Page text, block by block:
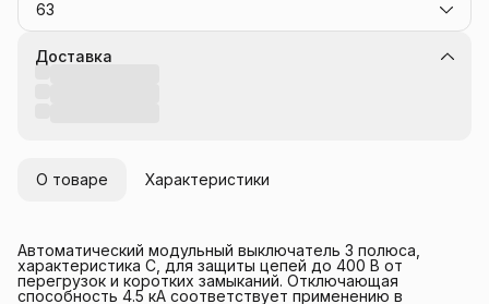
63
Доставка
О товаре Характеристики
Автоматический модульный выключатель 3 полюса,
характеристика C, для защиты цепей до 400 В от
перегрузок и коротких замыканий. Отключающая
способность 4.5 кА соответствует применению в